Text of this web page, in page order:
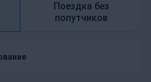
Поездка без
попутчиков